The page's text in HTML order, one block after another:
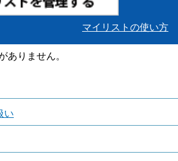
マイリストの使い方
ありません。
い